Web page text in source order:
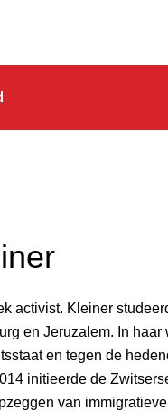
activist. Kleiner
en Jeruzalem. In haar
en tegen de
initieerde de
van